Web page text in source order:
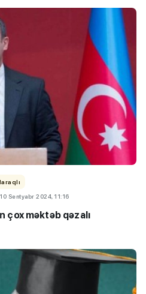
10 Sentyabr 2024, 11:16
çox məktəb qəzalı